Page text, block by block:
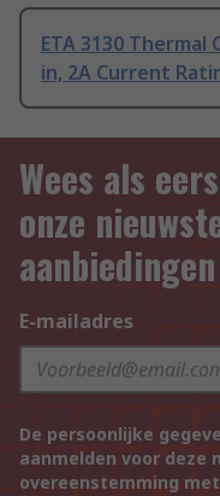
ETA 3130 Thermal
in, 2A Current
Wees als
onze
aanbiedingen
E-mailadres
De persoonlijke
aanmelden voor deze
overeenstemming